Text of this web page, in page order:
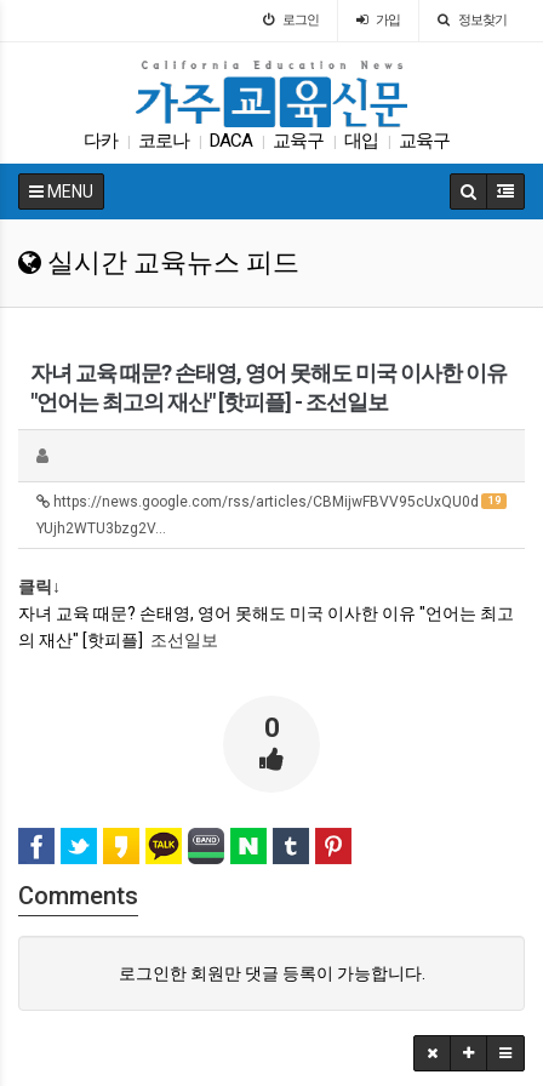
로그인 가입 정보찾기
다카 코로나 DACA 교육구 대입 교육구
가주교육신문 바이든 학자금 대학원
MENU
실시간 교육뉴스 피드
자녀 교육 때문? 손태영, 영어 못해도 미국 이사한 이유
"언어는 최고의 재산" [핫피플] - 조선일보
19
https://news.google.com/rss/articles/CBMijwFBVV95cUxQU0d
YUjh2WTU3bzg2V…
클릭↓
자녀 교육 때문? 손태영, 영어 못해도 미국 이사한 이유 "언어는 최고
의 재산" [핫피플] 조선일보
0
Comments
로그인한 회원만 댓글 등록이 가능합니다.